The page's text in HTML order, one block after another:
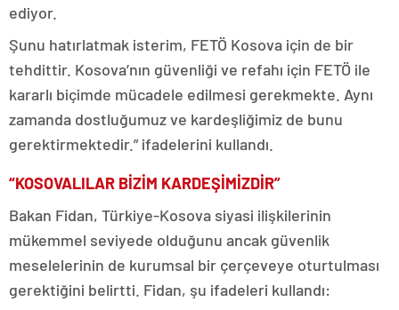
ediyor.
Şunu hatırlatmak isterim, FETÖ Kosova için de bir
tehdittir. Kosova’nın güvenliği ve refahı için FETÖ ile
kararlı biçimde mücadele edilmesi gerekmekte. Aynı
zamanda dostluğumuz ve kardeşliğimiz de bunu
gerektirmektedir.” ifadelerini kullandı.
“KOSOVALILAR BİZİM KARDEŞİMİZDİR”
Bakan Fidan, Türkiye-Kosova siyasi ilişkilerinin
mükemmel seviyede olduğunu ancak güvenlik
meselelerinin de kurumsal bir çerçeveye oturtulması
gerektiğini belirtti. Fidan, şu ifadeleri kullandı: